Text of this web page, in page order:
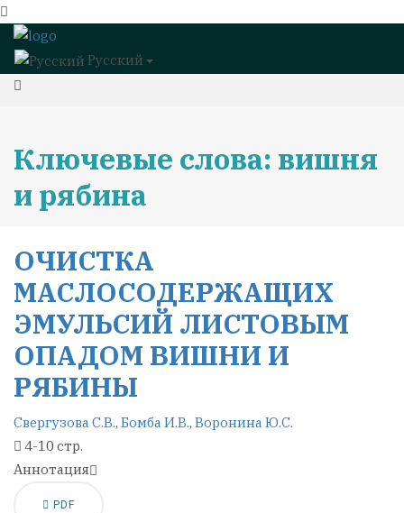
Русский
Ключевые слова: вишня
и рябина
ОЧИСТКА
МАСЛОСОДЕРЖАЩИХ
ЭМУЛЬСИЙ ЛИСТОВЫМ
ОПАДОМ ВИШНИ И
РЯБИНЫ
Свергузова С.В., Бомба И.В., Воронина Ю.С.
4-10 стр.
Аннотация
PDF